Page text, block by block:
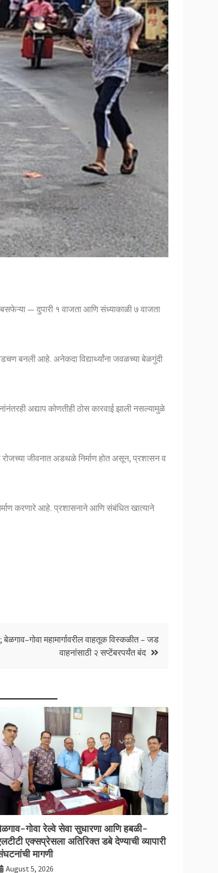
— दुपारी १ वाजता आणि संध्याकाळी ७ वाजता
बनली आहे. अनेकदा विद्यार्थ्यांना जवळच्या बेळगुंदी
अद्याप कोणतीही ठोस कारवाई झाली नसल्यामुळे
रोजच्या जीवनात अडथळे निर्माण होत असून, प्रशासन व
करणारे आहे. प्रशासनाने आणि संबंधित खात्याने
महामार्गावरील वाहतूक विस्कळीत – जड
वाहनांसाठी २ सप्टेंबरपर्यंत बंद
गोवा रेल्वे सेवा सुधारणा आणि हबळी-
एक्सप्रेसला अतिरिक्त डबे देण्याची व्यापारी
मागणी
August 5, 2026